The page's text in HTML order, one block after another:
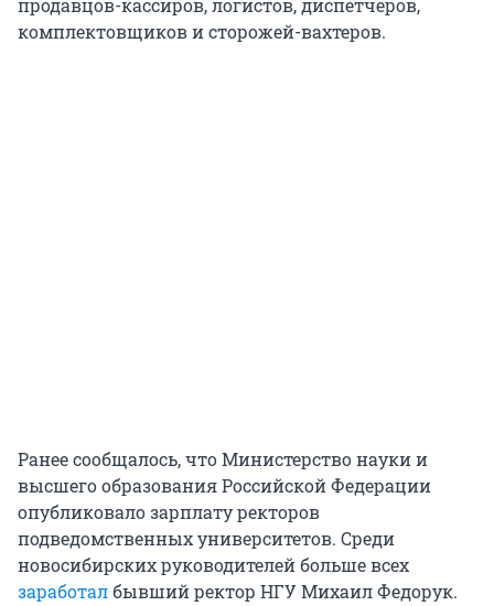
продавцов-кассиров, логистов, диспетчеров,
комплектовщиков и сторожей-вахтеров.
Ранее сообщалось, что Министерство науки и
высшего образования Российской Федерации
опубликовало зарплату ректоров
подведомственных университетов. Среди
новосибирских руководителей больше всех
заработалбывший ректор НГУ Михаил Федорук.